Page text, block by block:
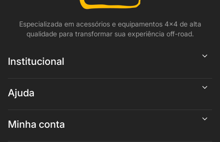
Especializada em acessórios e equipamentos 4x4 de alta
qualidade para transformar sua experiência off-road.
Institucional
Ajuda
Minha conta